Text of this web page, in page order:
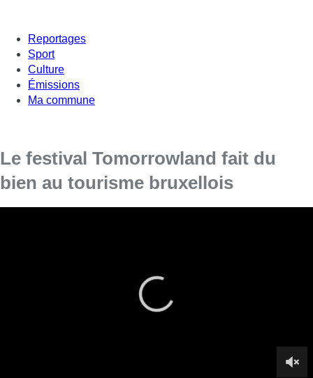
Reportages
Sport
Culture
Émissions
Ma commune
Le festival Tomorrowland fait du
bien au tourisme bruxellois
hôtel Meininger, situé Quai du Hainaut,
occupé en partie par les festivalières et festivaliers. Un
des cars partent à midi pour emmener les occupants de l’hôtel